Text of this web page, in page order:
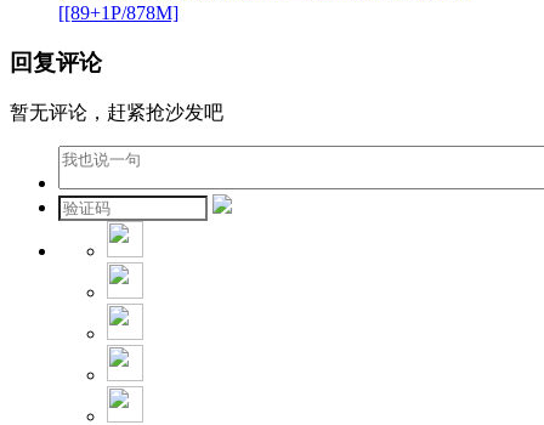
[[89+1P/878M]
回复评论
暂无评论，赶紧抢沙发吧